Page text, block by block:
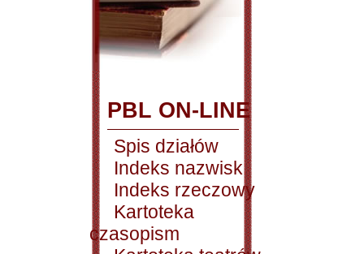
PBL ON-LINE
Spis działów
Indeks nazwisk
Indeks rzeczowy
Kartoteka
czasopism